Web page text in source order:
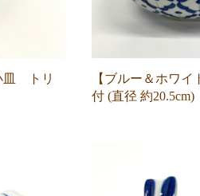
皿 トリ
【ブルー＆ホワイ
付 (直径 約